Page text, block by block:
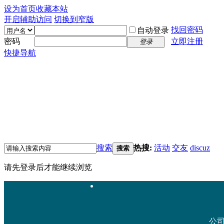
设为首页收藏本站
开启辅助访问 切换到窄版
自动登录 找回密码
密码
登录
立即注册
快捷导航
搜索 搜索 热搜: 活动 交友 discuz
请先登录后才能继续浏览
公